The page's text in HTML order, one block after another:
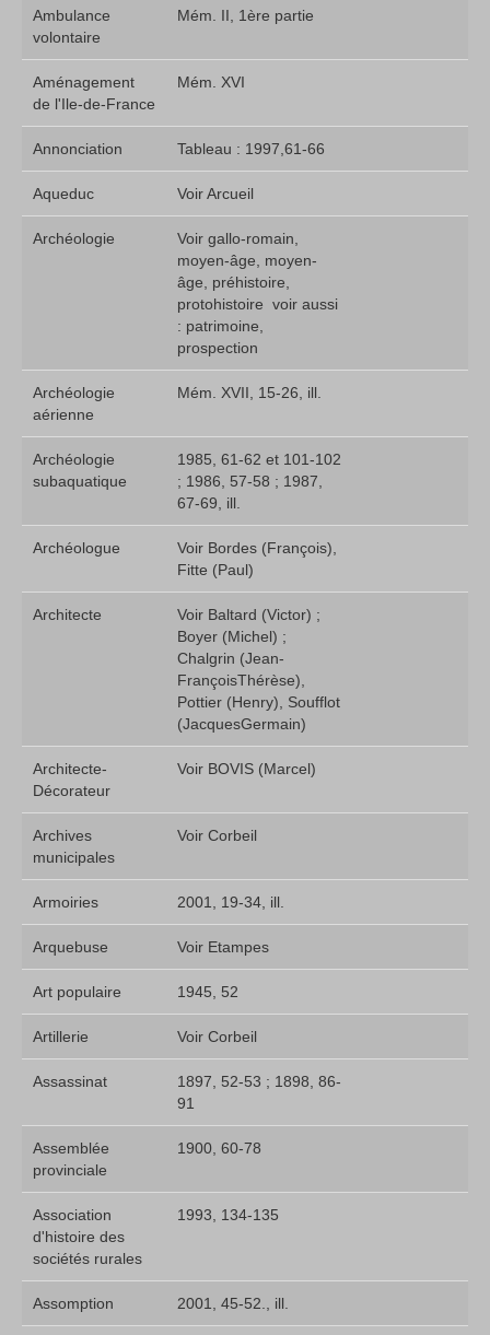
Ambulance
volontaire
Mém. II, 1ère partie
Aménagement
de l'Ile-de-France
Mém. XVI
Annonciation Tableau : 1997,61-66
Aqueduc Voir Arcueil
Archéologie
Voir gallo-romain,
moyen-âge, moyen-
âge, préhistoire,
protohistoire  voir aussi
: patrimoine,
prospection
Archéologie
aérienne
Mém. XVII, 15-26, ill.
Archéologie
subaquatique
1985, 61-62 et 101-102
; 1986, 57-58 ; 1987,
67-69, ill.
Archéologue
Voir Bordes (François),
Fitte (Paul)
Architecte
Voir Baltard (Victor) ;
Boyer (Michel) ;
Chalgrin (Jean-
François­Thérèse),
Pottier (Henry), Soufflot
(Jacques­Germain)
Architecte-
Décorateur
Voir BOVIS (Marcel)
Archives
municipales
Voir Corbeil
Armoiries 2001, 19-34, ill.
Arquebuse Voir Etampes
Art populaire 1945, 52
Artillerie Voir Corbeil
Assassinat
1897, 52-53 ; 1898, 86-
91
Assemblée
provinciale
1900, 60-78
Association
d'histoire des
sociétés rurales
1993, 134-135
Assomption 2001, 45-52., ill.